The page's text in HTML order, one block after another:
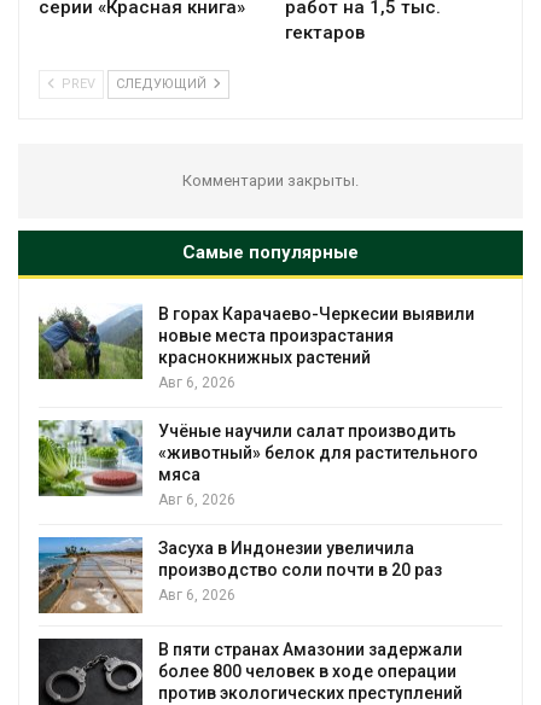
серии «Красная книга»
работ на 1,5 тыс.
гектаров
PREV СЛЕДУЮЩИЙ
Комментарии закрыты.
Самые популярные
В горах Карачаево-Черкесии выявили
новые места произрастания
краснокнижных растений
Авг 6, 2026
Учёные научили салат производить
«животный» белок для растительного
мяса
Авг 6, 2026
Засуха в Индонезии увеличила
производство соли почти в 20 раз
Авг 6, 2026
В пяти странах Амазонии задержали
более 800 человек в ходе операции
против экологических преступлений